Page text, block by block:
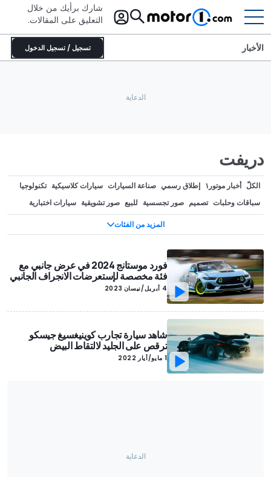
شارك برأيك من خلال
التعليق على المقالات.
تسجيل / تسجيل الدخول الأخبار
دريفت
المزيد من الفئات
الكلّ أخبار موتور١ إطلاق رسمي صناعة السيارات سيارات كلاسيكية تكنولوجيا
سباقات وحلبات تصميم صور تجسسية للبيع صور تشويقية سيارات اختبارية
سيارات كهربائية
نسخة خاصة أحداث ومعارض Motorsport.com قيادة أولية دريفت
Spy photos
قيادة أوف-رود
فورد موستانج 2024 في عرض جانبي مع
فئة مخصصة لإستعرضات الانجراف الجانبي
4 أبريل/نيسان 2023
شاهد سيارة تجارب كوينيغسيغ جيسكو
ترقص على الجليد لالتقاط البيض
1 مايو/أيار 2022